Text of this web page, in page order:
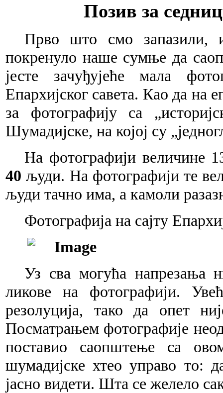
Позив за
Прво што смо
покренуло наше сумње да
јесте зачуђујеће мала
Епархијског савета. Као да на
за фотографију са
Шумадијске, на којој су
На фотографији величине
40људи. На фотографији те
људи тачно има, а камоли
Фотографија на сајту
Уз сва могућа напрезања
ликове на фотографији.
резолуција, тако да опет
Посматрањем фотографије
поставио саопштење са
шумадијске хтео управо то:
јасно видети. Шта се желело